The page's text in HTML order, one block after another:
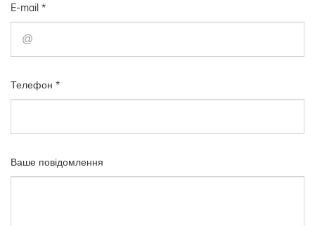
E-mail *
Телефон *
Ваше повідомлення